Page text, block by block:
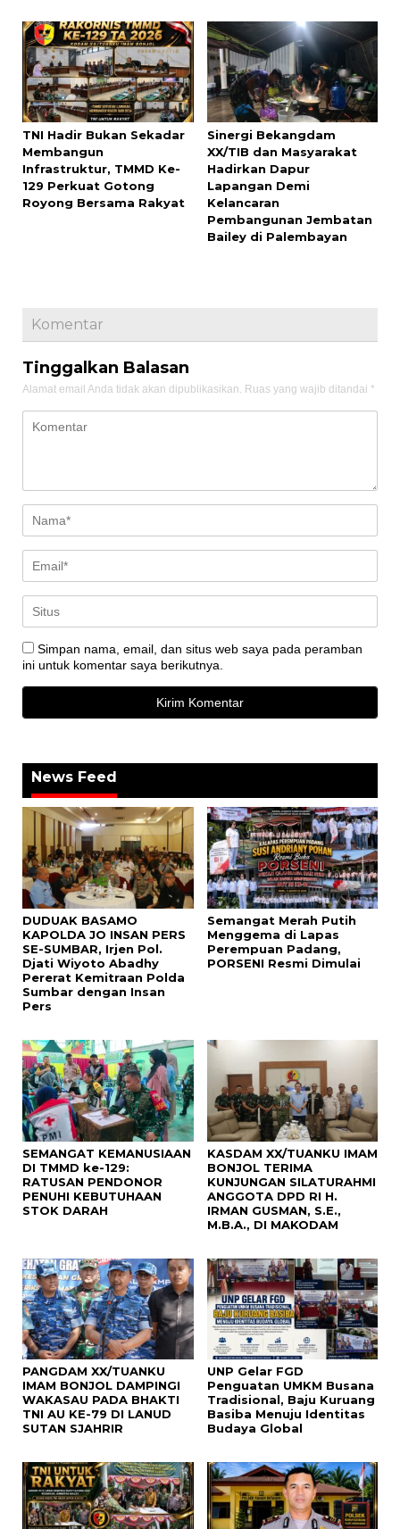
TNI Hadir Bukan Sekadar
Membangun
Infrastruktur, TMMD Ke-
129 Perkuat Gotong
Royong Bersama Rakyat
Sinergi Bekangdam
XX/TIB dan Masyarakat
Hadirkan Dapur
Lapangan Demi
Kelancaran
Pembangunan Jembatan
Bailey di Palembayan
Komentar
Tinggalkan Balasan
Alamat email Anda tidak akan dipublikasikan. Ruas yang wajib ditandai *
Simpan nama, email, dan situs web saya pada peramban
ini untuk komentar saya berikutnya.
News Feed
DUDUAK BASAMO
KAPOLDA JO INSAN PERS
SE-SUMBAR, Irjen Pol.
Djati Wiyoto Abadhy
Pererat Kemitraan Polda
Sumbar dengan Insan
Pers
Semangat Merah Putih
Menggema di Lapas
Perempuan Padang,
PORSENI Resmi Dimulai
SEMANGAT KEMANUSIAAN
DI TMMD ke-129:
RATUSAN PENDONOR
PENUHI KEBUTUHAAN
STOK DARAH
KASDAM XX/TUANKU IMAM
BONJOL TERIMA
KUNJUNGAN SILATURAHMI
ANGGOTA DPD RI H.
IRMAN GUSMAN, S.E.,
M.B.A., DI MAKODAM
PANGDAM XX/TUANKU
IMAM BONJOL DAMPINGI
WAKASAU PADA BHAKTI
TNI AU KE-79 DI LANUD
SUTAN SJAHRIR
UNP Gelar FGD
Penguatan UMKM Busana
Tradisional, Baju Kuruang
Basiba Menuju Identitas
Budaya Global